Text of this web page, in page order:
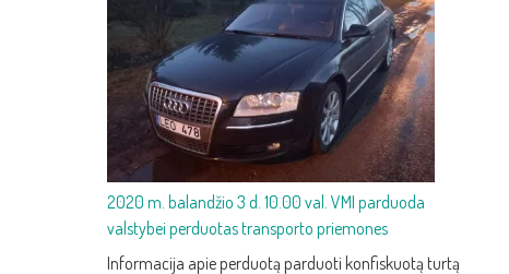
keitimas:
kaip
atpažinti
silpną
akumuliatorių
jį
pakeisti
2020 m. balandžio 3 d. 10.00 val. VMI parduoda
valstybei perduotas transporto priemones
Informacija apie perduotą parduoti konfiskuotą turtą